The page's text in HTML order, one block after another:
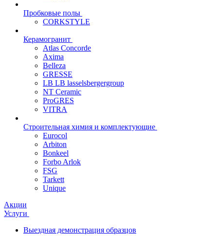
Пробковые полы
CORKSTYLE
Керамогранит
Atlas Concorde
Axima
Belleza
GRESSE
LB LB lasselsbergergroup
NT Ceramic
ProGRES
VITRA
Строительная химия и комплектующие
Eurocol
Arbiton
Bonkeel
Forbo Arlok
FSG
Tarkett
Unique
Акции
Услуги
Выездная демонстрация образцов